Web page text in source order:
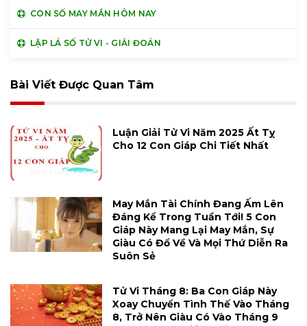
CON SỐ MAY MẮN HÔM NAY
LẬP LÁ SỐ TỬ VI - GIẢI ĐOÁN
Bài Viết Được Quan Tâm
Luận Giải Tử Vi Năm 2025 Ất Tỵ
Cho 12 Con Giáp Chi Tiết Nhất
May Mắn Tài Chính Đang Ấm Lên
Đáng Kể Trong Tuần Tới! 5 Con
Giáp Này Mang Lại May Mắn, Sự
Giàu Có Đổ Về Và Mọi Thứ Diễn Ra
Suôn Sẻ
Tử Vi Tháng 8: Ba Con Giáp Này
Xoay Chuyển Tình Thế Vào Tháng
8, Trở Nên Giàu Có Vào Tháng 9